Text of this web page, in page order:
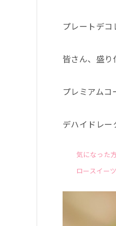
プレートデ
皆さん、盛り
プレミアムコ
デハイドレー
気になった
ロースイーツ